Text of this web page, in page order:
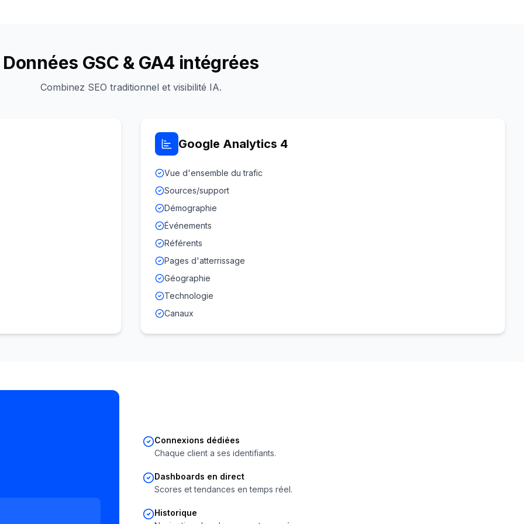
Données GSC & GA4 intégrées
Combinez SEO traditionnel et visibilité IA.
Google Analytics 4
Vue d'ensemble du trafic
Sources/support
Démographie
Événements
Référents
Pages d'atterrissage
Géographie
Technologie
Canaux
Connexions dédiées
Chaque client a ses identifiants.
Dashboards en direct
Scores et tendances en temps réel.
Historique